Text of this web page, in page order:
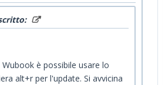
è possibile usare lo
alt+r per l'update. Si avvicina